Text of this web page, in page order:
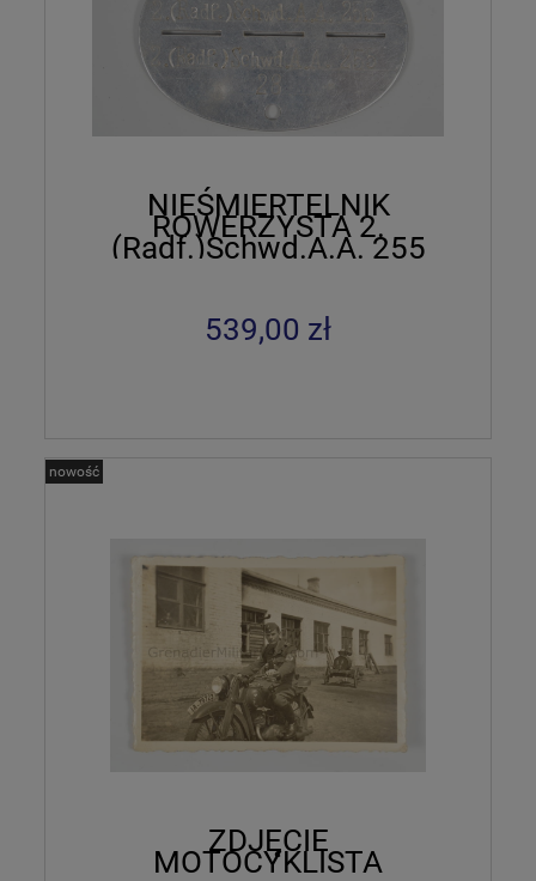
NIEŚMIERTELNIK
ROWERZYSTA 2.
(Radf.)Schwd.A.A. 255
539,00 zł
ZDJĘCIE
MOTOCYKLISTA
nowość